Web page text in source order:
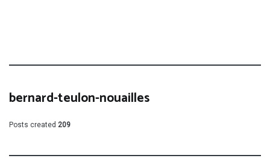
bernard-teulon-nouailles
Posts created 209